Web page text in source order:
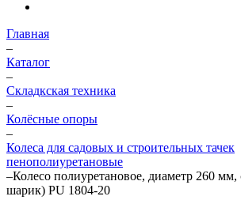
Главная
–
Каталог
–
Складкская техника
–
Колёсные опоры
–
Колеса для садовых и строительных тачек
пенополиуретановые
–Колесо полиуретановое, диаметр 260
шарик) PU 1804-20